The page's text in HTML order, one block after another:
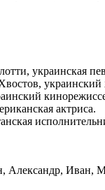
украинская
украинский
актриса.
Александр, Иван,